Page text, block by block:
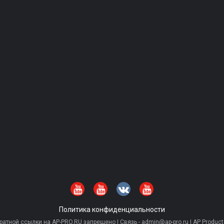
Политика конфиденциальности
ссылки на AP-PRO.RU запрещено | Связь - admin@ap-pro.ru | AP